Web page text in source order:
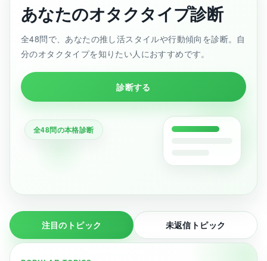
あなたのオタクタイプ診断
全48問で、あなたの推し活スタイルや行動傾向を診断。自
分のオタクタイプを知りたい人におすすめです。
診断する
全48問の本格診断
注目のトピック 未返信トピック